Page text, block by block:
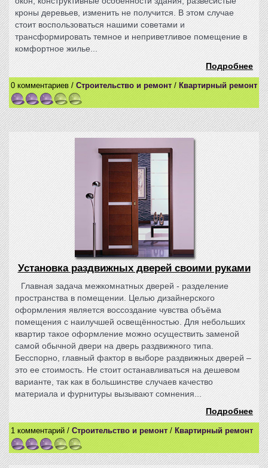
кроны деревьев, изменить не получится. В этом случае
стоит воспользоваться нашими советами и
трансформировать темное и неприветливое помещение в
комфортное жилье...
Подробнее
0 комментариев / Строительство и ремонт / Квартирный ремонт
Установка раздвижных дверей своими руками
Главная задача межкомнатных дверей - разделение
пространства в помещении. Целью дизайнерского
оформления является воссоздание чувства объёма
помещения с наилучшей освещённостью. Для небольших
квартир такое оформление можно осуществить заменой
самой обычной двери на дверь раздвижного типа.
Бесспорно, главный фактор в выборе раздвижных дверей –
это ее стоимость. Не стоит останавливаться на дешевом
варианте, так как в большинстве случаев качество
материала и фурнитуры вызывают сомнения...
Подробнее
1 комментарий / Строительство и ремонт / Квартирный ремонт